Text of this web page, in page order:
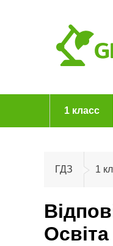
1 класс
ГДЗ 1
Освiта